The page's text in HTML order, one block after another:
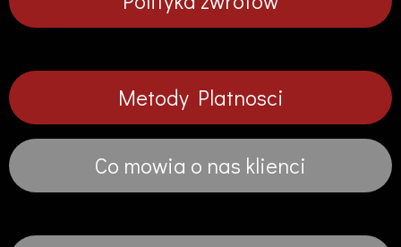
Metody Platnosci
Co mowia o nas klienci